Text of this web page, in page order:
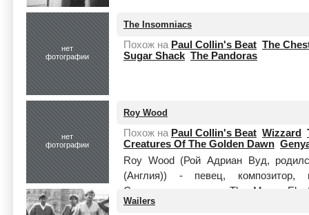
нет
фотографии
The Insomniacs
Похож на Paul Collin's Beat The
Sugar Shack The Pandoras
нет
фотографии
Roy Wood
Похож на Paul Collin's Beat Wizzard
Creatures Of The Golden Dawn
Roy Wood (Рой Адриан Вуд,
(Англия)) - певец, композитор,
Сооснователь групп The Move,
качества компози...
Wailers